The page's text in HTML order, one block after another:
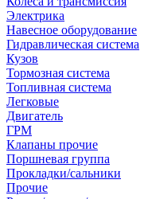
Электрика
Навесное оборудование
Гидравлическая система
Кузов
Тормозная система
Топливная система
Легковые
Двигатель
ГРМ
Клапаны прочие
Поршневая группа
Прокладки/сальники
Прочие